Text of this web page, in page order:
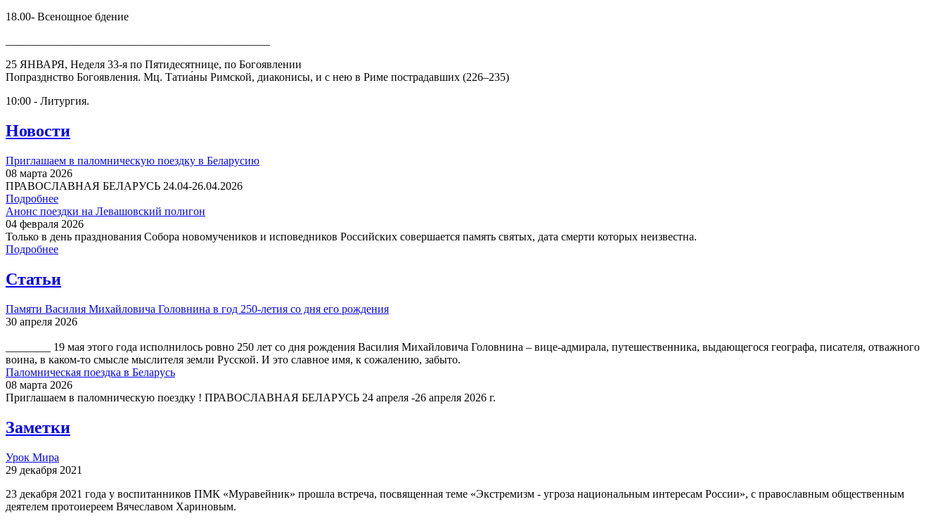
18.00- Всенощное бдение
25 ЯНВАРЯ, Неделя 33-я по Пятидесятнице, по Богоявлении
Попразднство Богоявления. Мц. Татиа́ны Римской, диаконисы, и с нею в Риме пострадавших (226–235)
10:00 - Литургия.
Новости
Приглашаем в паломническую поездку в Беларусию
08 марта 2026
ПРАВОСЛАВНАЯ БЕЛАРУСЬ 24.04-26.04.2026
Подробнее
Анонс поездки на Левашовский полигон
04 февраля 2026
Только в день празднования Собора новомучеников и исповедников Российских совершается память святых, дата смерти которых неизвестна.
Подробнее
Статьи
Памяти Василия Михайловича Головнина в год 250-летия со дня его рождения
30 апреля 2026
________ 19 мая этого года исполнилось ровно 250 лет со дня рождения Василия Михайловича Головнина – вице-адмирала, путешественника, выдающегося географа, писателя, отважного
воина, в каком-то смысле мыслителя земли Русской. И это славное имя, к сожалению, забыто.
Паломническая поездка в Беларусь
08 марта 2026
Приглашаем в паломническую поездку ! ПРАВОСЛАВНАЯ БЕЛАРУСЬ 24 апреля -26 апреля 2026 г.
Заметки
Урок Мира
29 декабря 2021
23 декабря 2021 года у воспитанников ПМК «Муравейник» прошла встреча, посвященная теме «Экстремизм - угроза национальным интересам России», с православным общественным
деятелем протоиереем Вячеславом Хариновым.